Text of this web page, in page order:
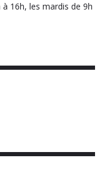
16h, les mardis de 9h